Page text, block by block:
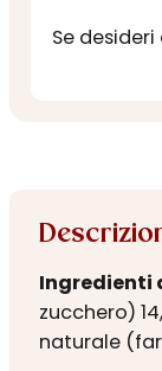
Se
Ingredienti
zucchero)
naturale